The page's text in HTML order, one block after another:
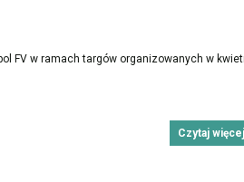
FV w ramach targów organizowanych w
Czytaj